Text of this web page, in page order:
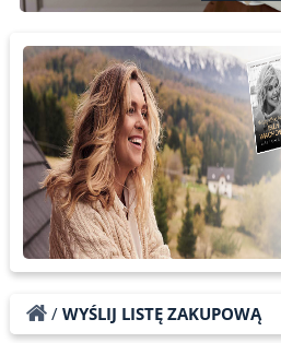
/ WYŚLIJ LISTĘ ZAKUPOWĄ